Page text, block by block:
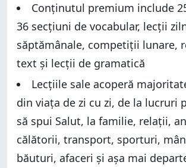
Conținutul premium include
36 secțiuni de vocabular, lecții
săptămânale, competiții lunare,
text și lecții de gramatică
Lecțiile sale acoperă
din viața de zi cu zi, de la lucruri
să spui Salut, la familie, relații,
călătorii, transport, sporturi,
băuturi, afaceri și așa mai